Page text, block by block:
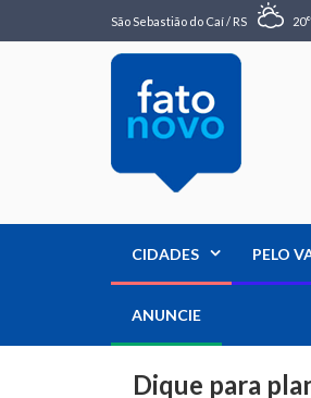
São Sebastião do Caí / RS
CIDADES PELO
ANUNCIE
Dique para